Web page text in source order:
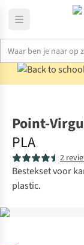
Point-
PLA
2
Bestekset voor
plastic.